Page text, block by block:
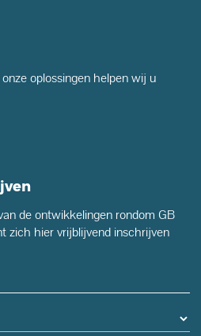
oplossingen helpen wij u
de ontwikkelingen rondom GB
zich hier vrijblijvend inschrijven